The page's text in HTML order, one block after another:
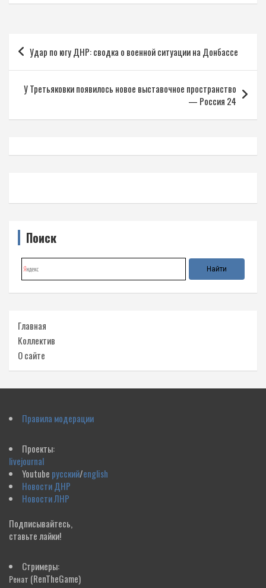
Навигация
по
записям
Удар по югу ДНР: сводка о военной ситуации на Донбассе
У Третьяковки появилось новое выставочное пространство
— Россия 24
Поиск
Главная
Коллектив
О сайте
Правила модерации
Проекты:
livejournal
Youtube русский/english
Новости ДНР
Новости ЛНР
Подписывайтесь,
ставьте лайки!
Стримеры:
Ренат (RenTheGame)